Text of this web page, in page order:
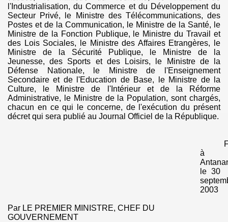
l'Industrialisation, du Commerce et du Développement du
Secteur Privé, le Ministre des Télécommunications, des
Postes et de la Communication, le Ministre de la Santé, le
Ministre de la Fonction Publique, le Ministre du Travail et
des Lois Sociales, le Ministre des Affaires Etrangères, le
Ministre de la Sécurité Publique, le Ministre de la
Jeunesse, des Sports et des Loisirs, le Ministre de la
Défense Nationale, le Ministre de l'Enseignement
Secondaire et de l'Education de Base, le Ministre de la
Culture, le Ministre de l'Intérieur et de la Réforme
Administrative, le Ministre de la Population, sont chargés,
chacun en ce qui le concerne, de l'exécution du présent
décret qui sera publié au Journal Officiel de la République.
à
le 30
2003
Par LE PREMIER MINISTRE, CHEF DU
GOUVERNEMENT